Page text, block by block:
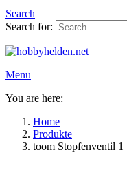
Search
Search for:
Menu
You are here:
Home
Produkte
toom Stopfenventil